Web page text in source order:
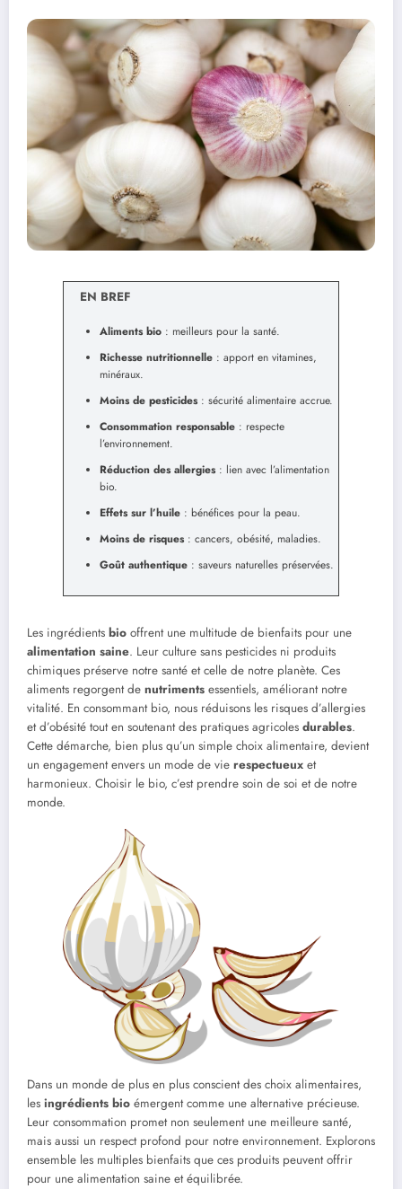
EN BREF
Aliments bio : meilleurs pour la santé.
Richesse nutritionnelle : apport en vitamines,
minéraux.
Moins de pesticides: sécurité alimentaire accrue.
Consommation responsable : respecte
l’environnement.
Réduction des allergies: lien avec l’alimentation
bio.
Effets sur l’huile : bénéfices pour la peau.
Moins de risques: cancers, obésité, maladies.
Goût authentique : saveurs naturelles préservées.
Les ingrédients bio offrent une multitude de bienfaits pour une
alimentation saine. Leur culture sans pesticides ni produits
chimiques préserve notre santé et celle de notre planète. Ces
aliments regorgent de nutriments essentiels, améliorant notre
vitalité. En consommant bio, nous réduisons les risques d’allergies
et d’obésité tout en soutenant des pratiques agricoles durables.
Cette démarche, bien plus qu’un simple choix alimentaire, devient
un engagement envers un mode de vie respectueux et
harmonieux. Choisir le bio, c’est prendre soin de soi et de notre
monde.
Dans un monde de plus en plus conscient des choix alimentaires,
les ingrédients bio émergent comme une alternative précieuse.
Leur consommation promet non seulement une meilleure santé,
mais aussi un respect profond pour notre environnement. Explorons
ensemble les multiples bienfaits que ces produits peuvent offrir
pour une alimentation saine et équilibrée.